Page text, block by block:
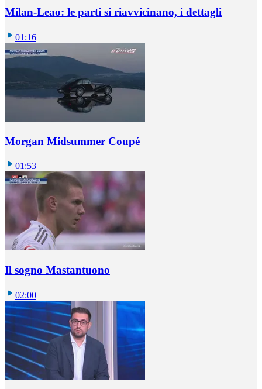
Milan-Leao: le parti si riavvicinano, i dettagli
01:16
Morgan Midsummer Coupé
01:53
Il sogno Mastantuono
02:00